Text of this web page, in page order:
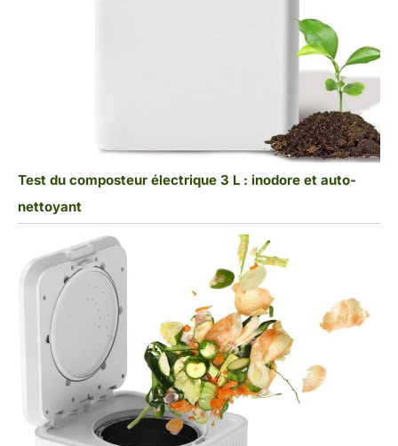
Test du composteur électrique 3 L : inodore et auto-
nettoyant